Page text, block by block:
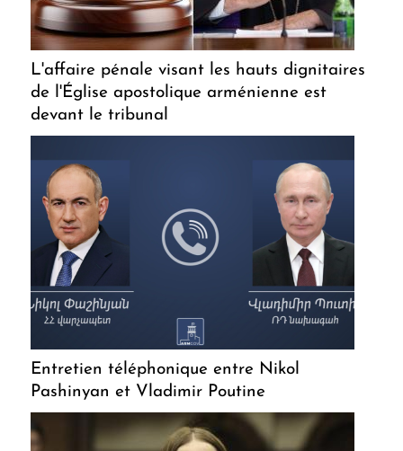
L'affaire pénale visant les hauts dignitaires
de l'Église apostolique arménienne est
devant le tribunal
Entretien téléphonique entre Nikol
Pashinyan et Vladimir Poutine